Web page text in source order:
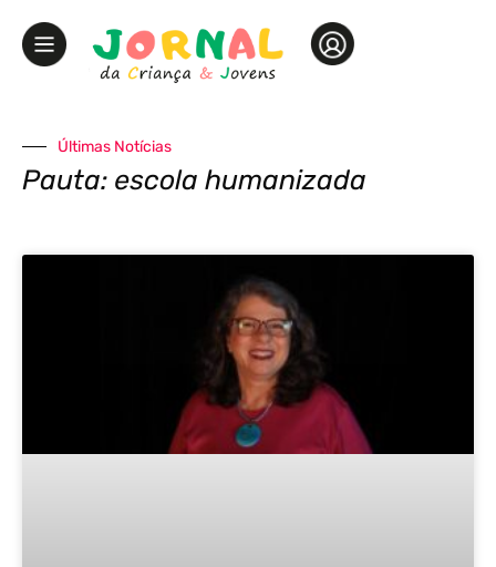
Últimas Notícias
Pauta: escola humanizada